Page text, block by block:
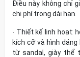
Điều này không chỉ
chi phí trong dài hạn.
- Thiết kế linh hoạt:
kích cỡ và hình
từ sandal, giày thể